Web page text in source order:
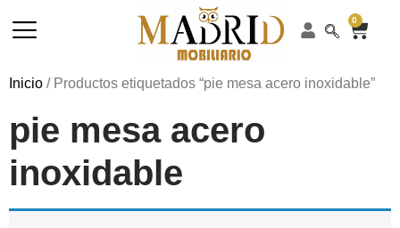
0
Inicio / Productos etiquetados “pie mesa acero inoxidable”
pie mesa acero
inoxidable